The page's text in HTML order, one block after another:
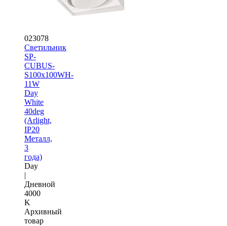
023078
Светильник
SP-
CUBUS-
S100x100WH-
11W
Day
White
40deg
(Arlight,
IP20
Металл,
3
года)
Day
|
Дневной
4000
K
Архивный
товар